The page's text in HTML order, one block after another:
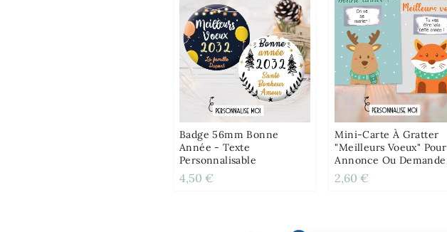
Badge 56mm Bonne
Année - Texte
Personnalisable
4,50 €
Mini-Carte À Gratter
"Meilleurs Voeux" Pour
Annonce Ou Demande
Originale
2,60 €